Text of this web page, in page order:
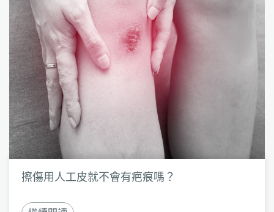
擦傷用人工皮就不會有疤痕嗎？